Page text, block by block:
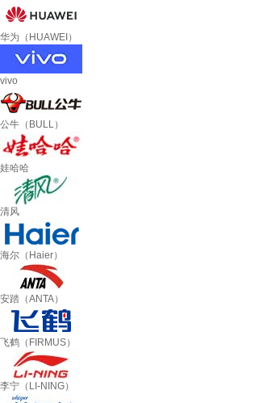
华为（HUAWEI）
vivo
公牛（BULL）
娃哈哈
清风
海尔（Haier）
安踏（ANTA）
飞鹤（FIRMUS）
李宁（LI-NING）